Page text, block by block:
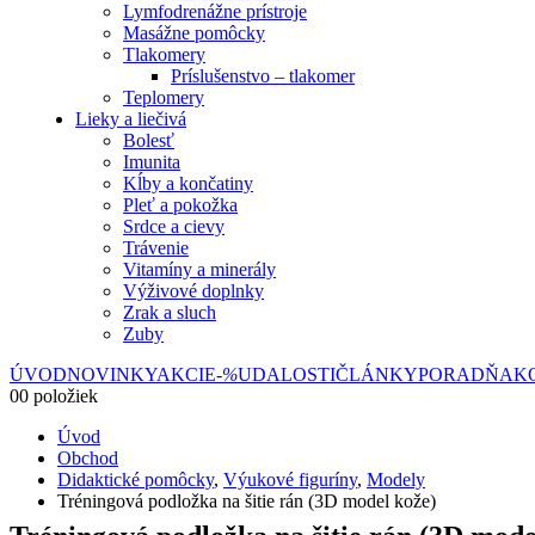
Lymfodrenážne prístroje
Masážne pomôcky
Tlakomery
Príslušenstvo – tlakomer
Teplomery
Lieky a liečivá
Bolesť
Imunita
Kĺby a končatiny
Pleť a pokožka
Srdce a cievy
Trávenie
Vitamíny a minerály
Výživové doplnky
Zrak a sluch
Zuby
ÚVODNOVINKYAKCIE-%UDALOSTIČLÁNKYPORADŇA
00 položiek
Úvod
Obchod
Didaktické pomôcky, Výukové figuríny, Modely
Tréningová podložka na šitie rán (3D model kože)